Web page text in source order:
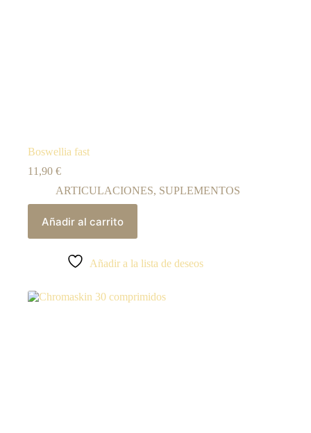
Boswellia fast
11,90 €
ARTICULACIONES, SUPLEMENTOS
Añadir al carrito
Añadir a la lista de deseos